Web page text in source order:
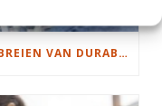
MOOIE DIKGESTREEPTE SOKKEN BREIEN VAN DURABLE GAREN